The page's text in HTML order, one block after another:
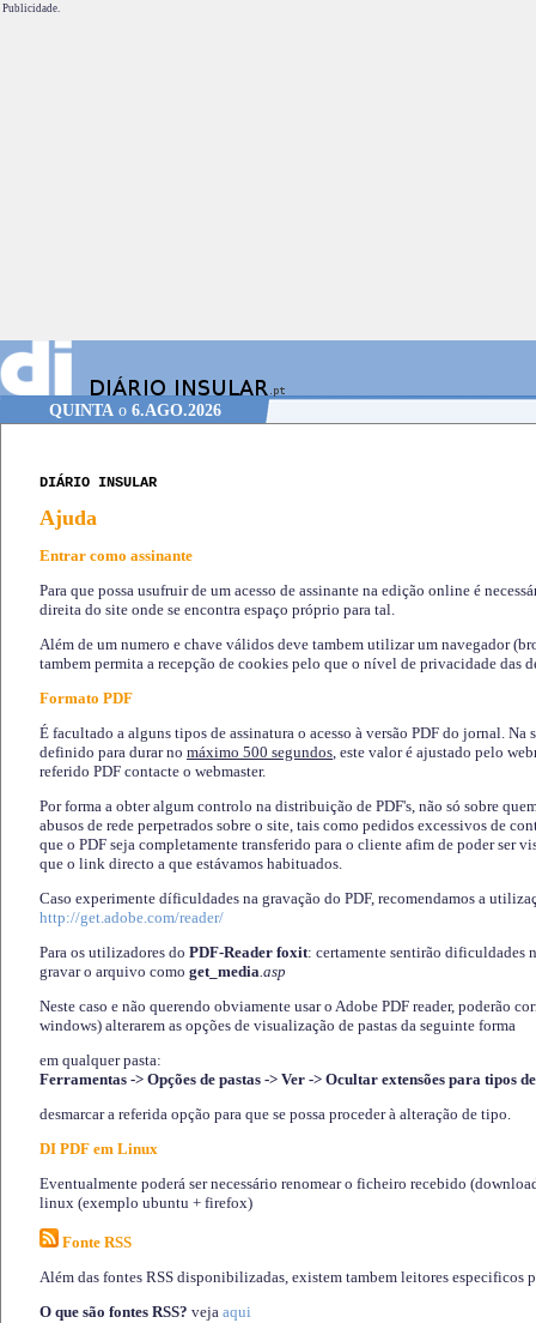
Publicidade.
QUINTAo 6.AGO.2026
DIÁRIO INSULAR
Ajuda
Entrar como assinante
Para que possa usufruir de um acesso de assinante na edição online é
direita do site onde se encontra espaço próprio para tal.
Além de um numero e chave válidos deve tambem utilizar um navegador
tambem permita a recepção de cookies pelo que o nível de privacidade das
Formato PDF
É facultado a alguns tipos de assinatura o acesso à versão PDF do jornal. Na
definido para durar no máximo 500 segundos, este valor é ajustado pelo
referido PDF contacte o webmaster.
Por forma a obter algum controlo na distribuição de PDF's, não só sobre
abusos de rede perpetrados sobre o site, tais como pedidos excessivos de
que o PDF seja completamente transferido para o cliente afim de poder ser
que o link directo a que estávamos habituados.
Caso experimente díficuldades na gravação do PDF, recomendamos a
http://get.adobe.com/reader/
Para os utilizadores do PDF-Reader foxit: certamente sentirão dificuldades
gravar o arquivo como get_media.asp
Neste caso e não querendo obviamente usar o Adobe PDF reader, poderão
windows) alterarem as opções de visualização de pastas da seguinte forma
em qualquer pasta:
Ferramentas -> Opções de pastas -> Ver -> Ocultar extensões para tipos
desmarcar a referida opção para que se possa proceder à alteração de tipo.
DI PDF em Linux
Eventualmente poderá ser necessário renomear o ficheiro recebido
linux (exemplo ubuntu + firefox)
Fonte RSS
Além das fontes RSS disponibilizadas, existem tambem leitores especificos
O que são fontes RSS? veja aqui